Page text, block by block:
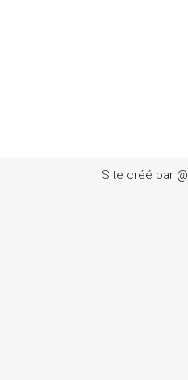
Site créé par @